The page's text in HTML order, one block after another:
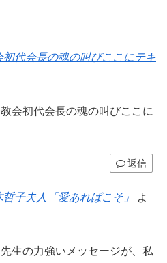
代会長の魂の叫びここにテキ
会初代会長の魂の叫びここに
返信
子夫人「愛あればこそ」
よ
強いメッセージが、私